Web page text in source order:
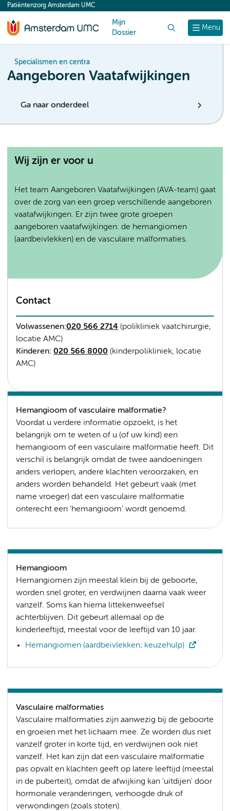
content
Menu
Patiëntenzorg Amsterdam UMC
Mijn
Dossier
Specialismen en centra
Aangeboren Vaatafwijkingen
Ga naar onderdeel
Wij zijn er voor u
Het team Aangeboren Vaatafwijkingen (AVA-team) gaat
over de zorg van een groep verschillende aangeboren
vaatafwijkingen. Er zijn twee grote groepen
aangeboren vaatafwijkingen: de hemangiomen
(aardbeivlekken) en de vasculaire malformaties.
Contact
Volwassenen:020 566 2714 (polikliniek vaatchirurgie,
locatie AMC)
Kinderen: 020 566 8000 (kinderpolikliniek, locatie
AMC)
Hemangioom of vasculaire malformatie?
Voordat u verdere informatie opzoekt, is het
belangrijk om te weten of u (of uw kind) een
hemangioom of een vasculaire malformatie heeft. Dit
verschil is belangrijk omdat de twee aandoeningen
anders verlopen, andere klachten veroorzaken, en
anders worden behandeld. Het gebeurt vaak (met
name vroeger) dat een vasculaire malformatie
onterecht een 'hemangioom' wordt genoemd.
Hemangioom
Hemangiomen zijn meestal klein bij de geboorte,
worden snel groter, en verdwijnen daarna vaak weer
vanzelf. Soms kan hierna littekenweefsel
achterblijven. Dit gebeurt allemaal op de
kinderleeftijd, meestal voor de leeftijd van 10 jaar.
Hemangiomen (aardbeivlekken; keuzehulp)
Vasculaire malformaties
Vasculaire malformaties zijn aanwezig bij de geboorte
en groeien met het lichaam mee. Ze worden dus niet
vanzelf groter in korte tijd, en verdwijnen ook niet
vanzelf. Het kan zijn dat een vasculaire malformatie
pas opvalt en klachten geeft op latere leeftijd (meestal
in de puberteit), omdat de afwijking kan 'uitdijen' door
hormonale veranderingen, verhoogde druk of
verwondingen (zoals stoten).